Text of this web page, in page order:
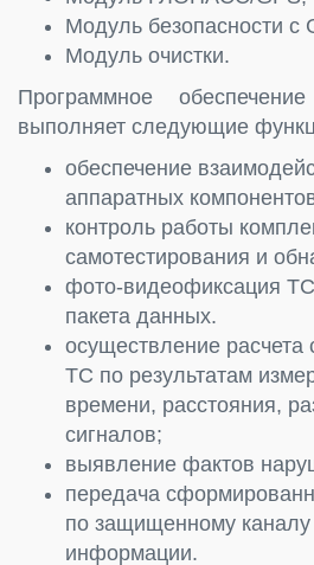
Модуль безопасности с
Модуль очистки.
Программное
выполняет следующие
обеспечение
аппаратных
контроль работы
самотестирования и
фото-видеофиксация
пакета данных.
осуществление расчета
ТС по результатам
времени, расстояния,
сигналов;
выявление фактов
передача
по защищенному каналу
информации.